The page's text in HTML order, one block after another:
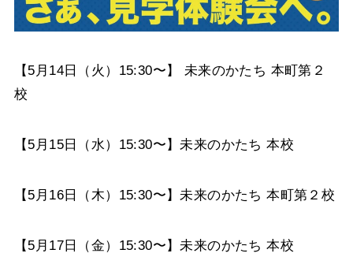
【5月14日（火）15:30〜】 未来のかたち 本町第２
校
【5月15日（水）15:30〜】 未来のかたち 本校
【5月16日（木）15:30〜】 未来のかたち 本町第２校
【5月17日（金）15:30〜】 未来のかたち 本校